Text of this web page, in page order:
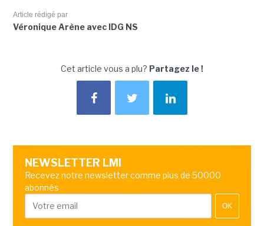
Article rédigé par
Véronique Arène avec IDG NS
Cet article vous a plu? Partagez le !
NEWSLETTER LMI
Recevez notre newsletter comme plus de 50000
abonnés
OK